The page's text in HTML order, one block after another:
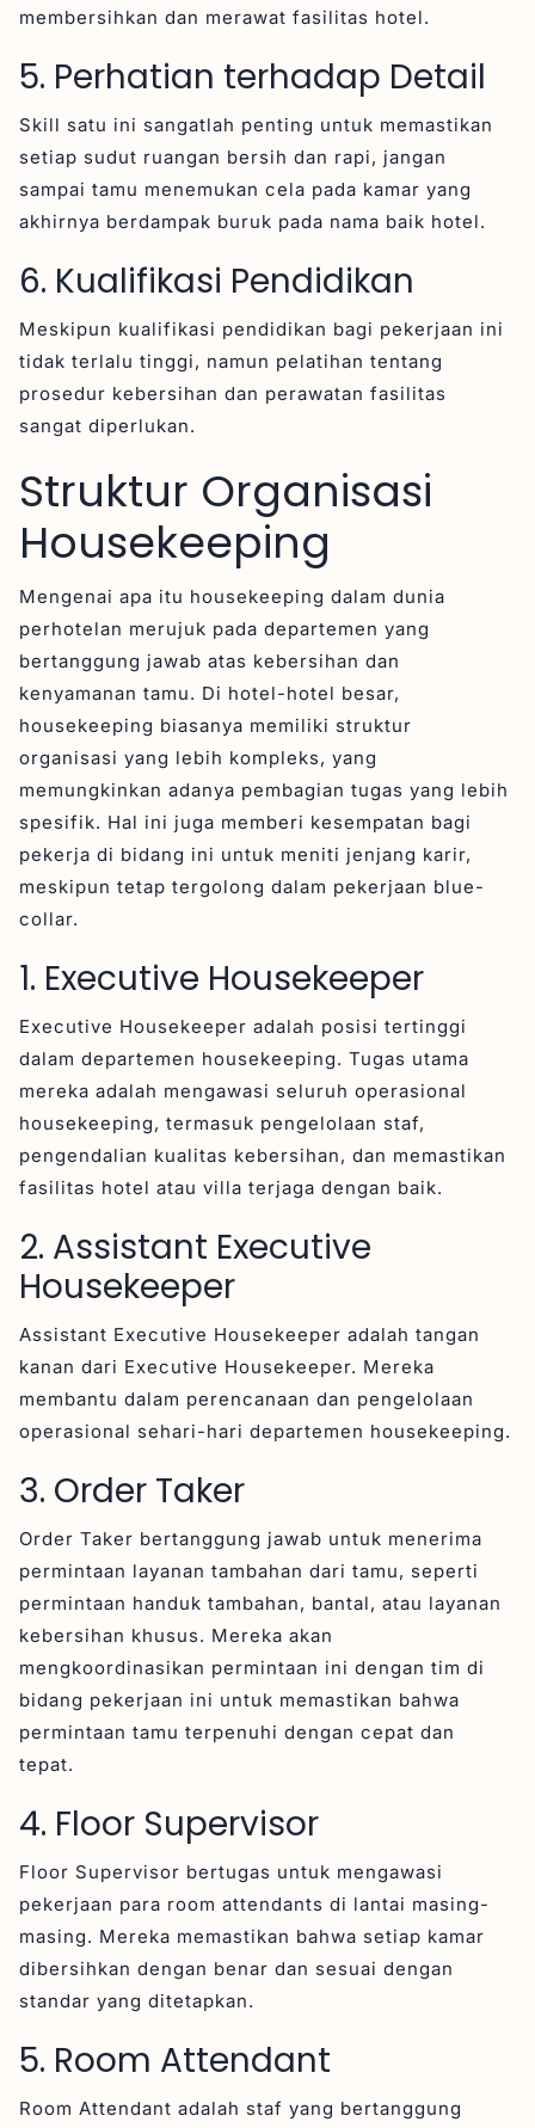
membersihkan dan merawat fasilitas hotel.
5. Perhatian terhadap Detail
Skill satu ini sangatlah penting untuk memastikan
setiap sudut ruangan bersih dan rapi, jangan
sampai tamu menemukan cela pada kamar yang
akhirnya berdampak buruk pada nama baik hotel.
6. Kualifikasi Pendidikan
Meskipun kualifikasi pendidikan bagi pekerjaan ini
tidak terlalu tinggi, namun pelatihan tentang
prosedur kebersihan dan perawatan fasilitas
sangat diperlukan.
Struktur Organisasi
Housekeeping
Mengenai apa itu housekeeping dalam dunia
perhotelan merujuk pada departemen yang
bertanggung jawab atas kebersihan dan
kenyamanan tamu. Di hotel-hotel besar,
housekeeping biasanya memiliki struktur
organisasi yang lebih kompleks, yang
memungkinkan adanya pembagian tugas yang lebih
spesifik. Hal ini juga memberi kesempatan bagi
pekerja di bidang ini untuk meniti jenjang karir,
meskipun tetap tergolong dalam pekerjaan blue-
collar.
1. Executive Housekeeper
Executive Housekeeper adalah posisi tertinggi
dalam departemen housekeeping. Tugas utama
mereka adalah mengawasi seluruh operasional
housekeeping, termasuk pengelolaan staf,
pengendalian kualitas kebersihan, dan memastikan
fasilitas hotel atau villa terjaga dengan baik.
2. Assistant Executive
Housekeeper
Assistant Executive Housekeeper adalah tangan
kanan dari Executive Housekeeper. Mereka
membantu dalam perencanaan dan pengelolaan
operasional sehari-hari departemen housekeeping.
3. Order Taker
Order Taker bertanggung jawab untuk menerima
permintaan layanan tambahan dari tamu, seperti
permintaan handuk tambahan, bantal, atau layanan
kebersihan khusus. Mereka akan
mengkoordinasikan permintaan ini dengan tim di
bidang pekerjaan ini untuk memastikan bahwa
permintaan tamu terpenuhi dengan cepat dan
tepat.
4. Floor Supervisor
Floor Supervisor bertugas untuk mengawasi
pekerjaan para room attendants di lantai masing-
masing. Mereka memastikan bahwa setiap kamar
dibersihkan dengan benar dan sesuai dengan
standar yang ditetapkan.
5. Room Attendant
Room Attendant adalah staf yang bertanggung